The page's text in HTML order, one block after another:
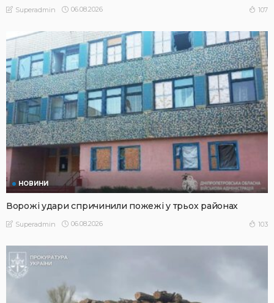
Superadmin 06.08.2026 107
НОВИНИ
Ворожі удари спричинили пожежі у трьох районах
Superadmin 06.08.2026 103